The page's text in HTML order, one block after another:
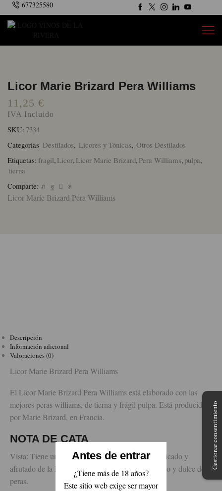
Antes de entrar
¿Tiene más de 18 años?
Este sitio web exige ser mayor
677325580
Licor Marie Brizard Pera Williams
11,25 €
IVA Incluido
SKU: 7334
Categorías Destilados, Licores y Tónicas, Otros Destilados
Etiquetas: fragil, Licor, Licor Marie Brizard, Pera Williams, pulpa,
tierna
Comparte:
Licor Marie Brizard Pera Williams
Descripción
Información adicional
Valoraciones (0)
Licor Marie Brizard Pera Williams
El Licor Marie Brizard Pera Williams está elaborado con las
mejores peras williams, de tierna y frágil pulpa. Está producido
por Marie Brizard, en Francia.
NOTA DE CATA
Vista: Tiene un color ambarino. Nariz: Aroma delicado y
afrutado de la Pera Williams. Boca: Sabor delicioso y dulce de
peras.
Gestionar consentimiento